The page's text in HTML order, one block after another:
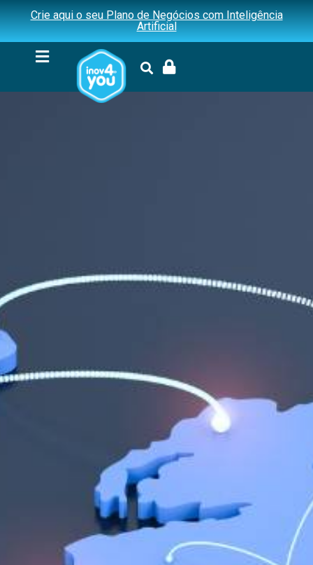
Crie aqui o seu Plano de Negócios com Inteligência
Artificial